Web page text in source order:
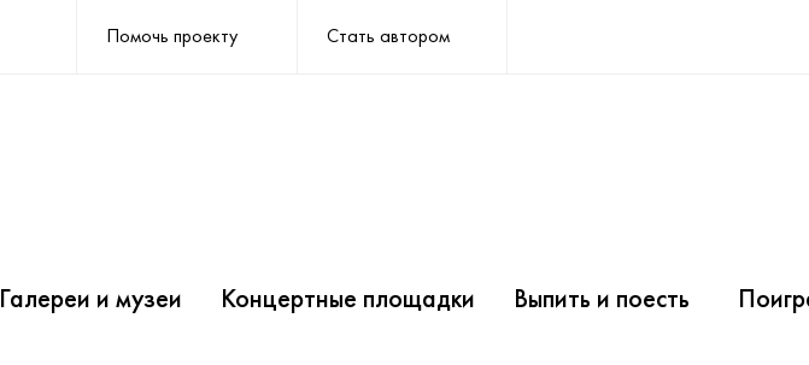
Помочь проекту Стать автором
Галереи и музеи Концертные площадки Выпить и поесть